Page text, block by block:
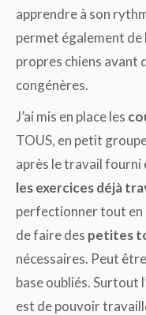
apprendre à son
permet également de
propres chiens avant
congénères.
J’ai mis en place les
TOUS, en petit
après le travail fourni
les exercices déjà
perfectionner tout en
de faire des petites
nécessaires. Peut
base oubliés. Surtout
est de pouvoir